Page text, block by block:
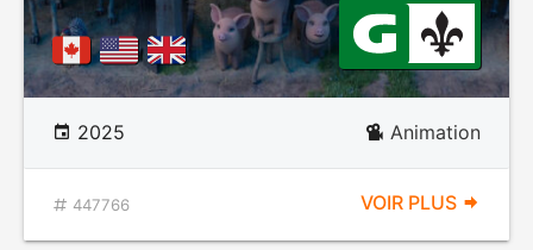
2025 Animation
447766 VOIR PLUS